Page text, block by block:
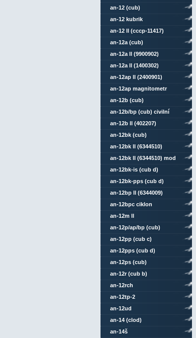
an-12 (cub)
an-12 kubrik
an-12 ll (cccp-11417)
an-12a (cub)
an-12a ll (9900902)
an-12a ll (1400302)
an-12ap ll (2400901)
an-12ap magnitometr
an-12b (cub)
an-12b/bp (cub) civilní
an-12b ll (402207)
an-12bk (cub)
an-12bk ll (6344510)
an-12bk ll (6344510) mod
an-12bk-is (cub d)
an-12bk-pps (cub d)
an-12bp ll (6344009)
an-12bpc ciklon
an-12m ll
an-12p/ap/bp (cub)
an-12pp (cub c)
an-12pps (cub d)
an-12ps (cub)
an-12r (cub b)
an-12rch
an-12tp-2
an-12ud
an-14 (clod)
an-14š